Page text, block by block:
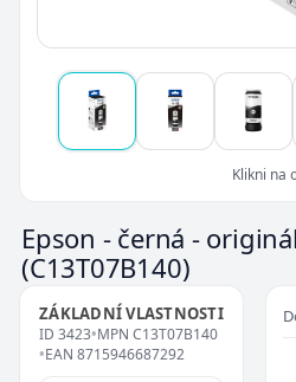
Klikni na
Epson - černá -
(C13T07B140)
ZÁKLADNÍ VLASTNOSTI
ID 3423•MPN C13T07B140
•EAN 8715946687292